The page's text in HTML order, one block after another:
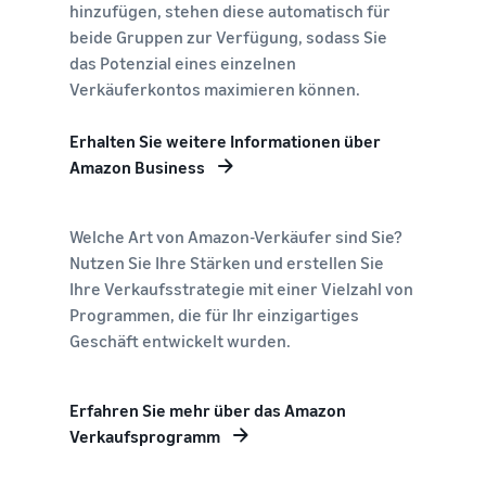
hinzufügen, stehen diese automatisch für
beide Gruppen zur Verfügung, sodass Sie
das Potenzial eines einzelnen
Verkäuferkontos maximieren können.
Erhalten Sie weitere Informationen über
Amazon Business
Welche Art von Amazon-Verkäufer sind Sie?
Nutzen Sie Ihre Stärken und erstellen Sie
Ihre Verkaufsstrategie mit einer Vielzahl von
Programmen, die für Ihr einzigartiges
Geschäft entwickelt wurden.
Erfahren Sie mehr über das Amazon
Verkaufsprogramm